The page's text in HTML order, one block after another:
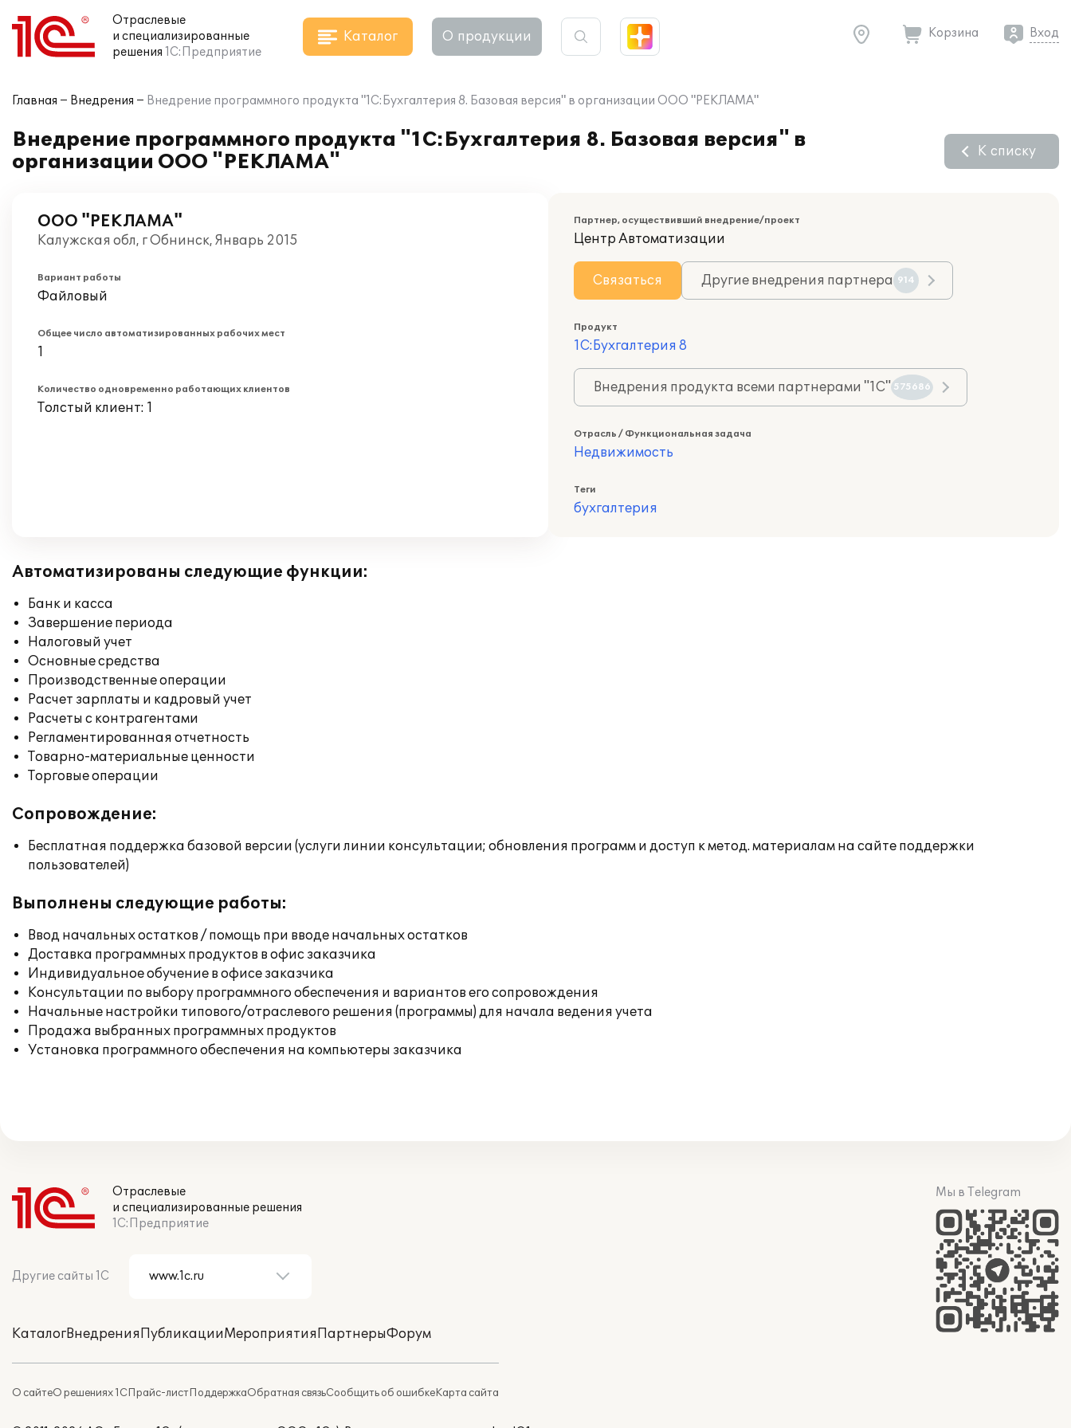
Отраслевые
и специализированные
решения 1С:Предприятие
Каталог О продукции Корзина Вход
Главная Внедрения Внедрение программного продукта "1С:Бухгалтерия 8. Базовая версия" в организации ООО "РЕКЛАМА"
Внедрение программного продукта "1С:Бухгалтерия 8. Базовая версия" в
организации ООО "РЕКЛАМА"
К списку
ООО "РЕКЛАМА"
Калужская обл, г Обнинск, Январь 2015
Вариант работы
Файловый
Общее число автоматизированных рабочих мест
1
Количество одновременно работающих клиентов
Толстый клиент: 1
Партнер, осуществивший внедрение/проект
Центр Автоматизации
Связаться Другие внедрения партнера 914
Продукт
1С:Бухгалтерия 8
Внедрения продукта всеми партнерами "1С" 575686
Отрасль / Функциональная задача
Недвижимость
Теги
бухгалтерия
Автоматизированы следующие функции:
Банк и касса
Завершение периода
Налоговый учет
Основные средства
Производственные операции
Расчет зарплаты и кадровый учет
Расчеты с контрагентами
Регламентированная отчетность
Товарно-материальные ценности
Торговые операции
Сопровождение:
Бесплатная поддержка базовой версии (услуги линии консультации; обновления программ и доступ к метод. материалам на сайте поддержки
пользователей)
Выполнены следующие работы:
Ввод начальных остатков / помощь при вводе начальных остатков
Доставка программных продуктов в офис заказчика
Индивидуальное обучение в офисе заказчика
Консультации по выбору программного обеспечения и вариантов его сопровождения
Начальные настройки типового/отраслевого решения (программы) для начала ведения учета
Продажа выбранных программных продуктов
Установка программного обеспечения на компьютеры заказчика
Отраслевые
и специализированные решения
1С:Предприятие
Другие сайты 1С
КаталогВнедренияПубликацииМероприятияПартнерыФорум
О сайтеО решениях 1СПрайс-листПоддержкаОбратная связьСообщить об ошибкеКарта сайта
Мы в Telegram